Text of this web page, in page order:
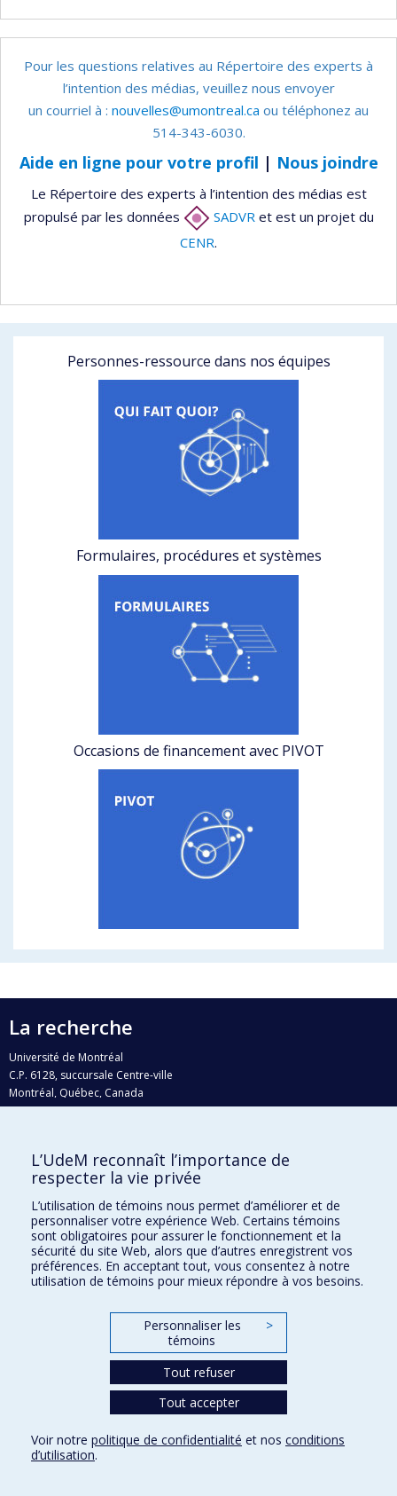
Pour les questions relatives au Répertoire des experts à
l’intention des médias, veuillez nous envoyer
un courriel à : nouvelles@umontreal.ca ou téléphonez au
514-343-6030.
Aide en ligne pour votre profil | Nous joindre
Le Répertoire des experts à l’intention des médias est
propulsé par les données
SADVR et est un projet du
CENR.
Personnes-ressource dans nos équipes
Formulaires, procédures et systèmes
Occasions de financement avec PIVOT
La recherche
Université de Montréal
C.P. 6128, succursale Centre-ville
Montréal, Québec, Canada
H3C 3J7
Qui fait quoi?
Nous trouver
Plan du site
Accessibilité
Conditions d’utilisation
L’UdeM reconnaît l’importance de
respecter la vie privée
L’utilisation de témoins nous permet d’améliorer et de
personnaliser votre expérience Web. Certains témoins
sont obligatoires pour assurer le fonctionnement et la
sécurité du site Web, alors que d’autres enregistrent vos
préférences. En acceptant tout, vous consentez à notre
utilisation de témoins pour mieux répondre à vos besoins.
Personnaliser les
témoins
>
Tout refuser
Tout accepter
Voir notre politique de confidentialité et nos conditions
d’utilisation.